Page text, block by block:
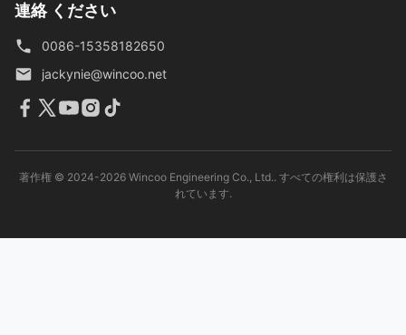
連絡 ください
0086-15358182650
jackynie@wincoo.net
著作権 © 2024-2026 Wincoo Engineering Co., Ltd.. すべての権利は保護さ
れています.